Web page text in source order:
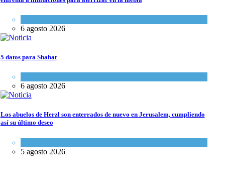
6 agosto 2026
5 datos para Shabat
6 agosto 2026
Los abuelos de Herzl son enterrados de nuevo en Jerusalem, cumpliendo
así su último deseo
5 agosto 2026